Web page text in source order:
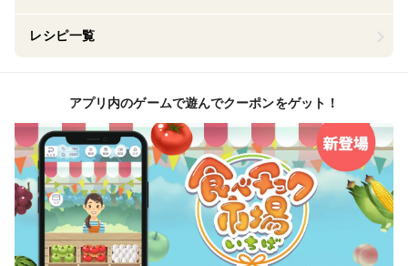
レシピ一覧
アプリ内のゲームで遊んでクーポンをゲット！